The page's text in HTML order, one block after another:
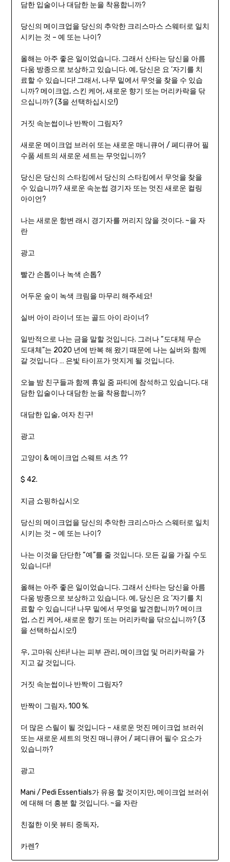
담한 입술이나 대담한 눈을 착용합니까?
당신의 메이크업을 당신의 추악한 크리스마스 스웨터로 일치
시키는 것 – 예 또는 나이?
올해는 아주 좋은 일이었습니다. 그래서 산타는 당신을 아름
다움 방종으로 보상하고 있습니다. 예, 당신은 요 ‘자기를 치
료할 수 있습니다! 그래서, 나무 밑에서 무엇을 찾을 수 있습
니까? 메이크업, 스킨 케어, 새로운 향기 또는 머리카락을 닦
으십니까? (3을 선택하십시오!)
거짓 속눈썹이나 반짝이 그림자?
새로운 메이크업 브러쉬 또는 새로운 매니큐어 / 페디큐어 필
수품 세트의 새로운 세트는 무엇입니까?
당신은 당신의 스타킹에서 당신의 스타킹에서 무엇을 찾을
수 있습니까? 새로운 속눈썹 경기자 또는 멋진 새로운 컬링
아이언?
나는 새로운 항변 래시 경기자를 꺼리지 않을 것이다. ~을 자
란
광고
빨간 손톱이나 녹색 손톱?
어두운 숲이 녹색 크림을 마무리 해주세요!
실버 아이 라이너 또는 골드 아이 라이너?
일반적으로 나는 금을 말할 것입니다. 그러나 “도대체 무슨
도대체”는 2020 년에 반복 해 왔기 때문에 나는 실버와 함께
갈 것입니다 … 은빛 타이프가 멋지게 될 것입니다.
오늘 밤 친구들과 함께 휴일 줌 파티에 참석하고 있습니다. 대
담한 입술이나 대담한 눈을 착용합니까?
대담한 입술, 여자 친구!
광고
고양이 & 메이크업 스웨트 셔츠 ??
$ 42.
지금 쇼핑하십시오
당신의 메이크업을 당신의 추악한 크리스마스 스웨터로 일치
시키는 것 – 예 또는 나이?
나는 이것을 단단한 “예”를 줄 것입니다. 모든 길을 가질 수도
있습니다!
올해는 아주 좋은 일이었습니다. 그래서 산타는 당신을 아름
다움 방종으로 보상하고 있습니다. 예, 당신은 요 ‘자기를 치
료할 수 있습니다! 나무 밑에서 무엇을 발견합니까? 메이크
업, 스킨 케어, 새로운 향기 또는 머리카락을 닦으십니까? (3
을 선택하십시오!)
우, 고마워 산타! 나는 피부 관리, 메이크업 및 머리카락을 가
지고 갈 것입니다.
거짓 속눈썹이나 반짝이 그림자?
반짝이 그림자, 100 %.
더 많은 스릴이 될 것입니다 – 새로운 멋진 메이크업 브러쉬
또는 새로운 세트의 멋진 매니큐어 / 페디큐어 필수 요소가
있습니까?
광고
Mani / Pedi Essentials가 유용 할 것이지만, 메이크업 브러쉬
에 대해 더 흥분 할 것입니다. ~을 자란
친절한 이웃 뷰티 중독자,
카렌?